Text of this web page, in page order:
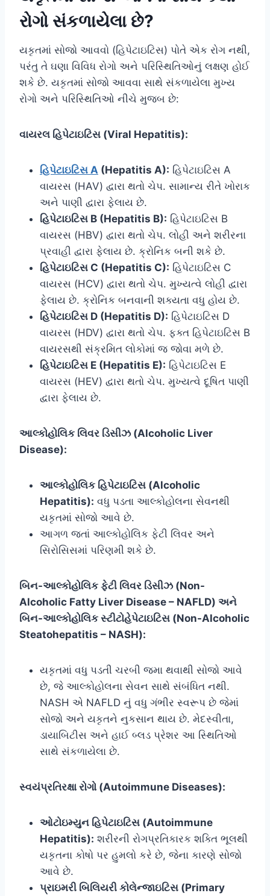
રોગો સંકળાયેલા છે?
યકૃતમાં સોજો આવવો (હિપેટાઇટિસ) પોતે એક રોગ નથી,
પરંતુ તે ઘણા વિવિધ રોગો અને પરિસ્થિતિઓનું લક્ષણ હોઈ
શકે છે. યકૃતમાં સોજો આવવા સાથે સંકળાયેલા મુખ્ય
રોગો અને પરિસ્થિતિઓ નીચે મુજબ છે:
વાયરલ હિપેટાઇટિસ (Viral Hepatitis):
હિપેટાઇટિસ A (Hepatitis A): હિપેટાઇટિસ A
વાયરસ (HAV) દ્વારા થતો ચેપ. સામાન્ય રીતે ખોરાક
અને પાણી દ્વારા ફેલાય છે.
હિપેટાઇટિસ B (Hepatitis B): હિપેટાઇટિસ B
વાયરસ (HBV) દ્વારા થતો ચેપ. લોહી અને શરીરના
પ્રવાહી દ્વારા ફેલાય છે. ક્રોનિક બની શકે છે.
હિપેટાઇટિસ C (Hepatitis C): હિપેટાઇટિસ C
વાયરસ (HCV) દ્વારા થતો ચેપ. મુખ્યત્વે લોહી દ્વારા
ફેલાય છે. ક્રોનિક બનવાની શક્યતા વધુ હોય છે.
હિપેટાઇટિસ D (Hepatitis D): હિપેટાઇટિસ D
વાયરસ (HDV) દ્વારા થતો ચેપ. ફક્ત હિપેટાઇટિસ B
વાયરસથી સંક્રમિત લોકોમાં જ જોવા મળે છે.
હિપેટાઇટિસ E (Hepatitis E): હિપેટાઇટિસ E
વાયરસ (HEV) દ્વારા થતો ચેપ. મુખ્યત્વે દૂષિત પાણી
દ્વારા ફેલાય છે.
આલ્કોહોલિક લિવર ડિસીઝ (Alcoholic Liver
Disease):
આલ્કોહોલિક હિપેટાઇટિસ (Alcoholic
Hepatitis): વધુ પડતા આલ્કોહોલના સેવનથી
યકૃતમાં સોજો આવે છે.
આગળ જતાં આલ્કોહોલિક ફેટી લિવર અને
સિરોસિસમાં પરિણમી શકે છે.
બિન-આલ્કોહોલિક ફેટી લિવર ડિસીઝ (Non-
Alcoholic Fatty Liver Disease – NAFLD) અને
બિન-આલ્કોહોલિક સ્ટીટોહેપેટાઇટિસ (Non-Alcoholic
Steatohepatitis – NASH):
યકૃતમાં વધુ પડતી ચરબી જમા થવાથી સોજો આવે
છે, જે આલ્કોહોલના સેવન સાથે સંબંધિત નથી.
NASH એ NAFLD નું વધુ ગંભીર સ્વરૂપ છે જેમાં
સોજો અને યકૃતને નુકસાન થાય છે. મેદસ્વીતા,
ડાયાબિટીસ અને હાઈ બ્લડ પ્રેશર આ સ્થિતિઓ
સાથે સંકળાયેલા છે.
સ્વયંપ્રતિરક્ષા રોગો (Autoimmune Diseases):
ઓટોઇમ્યુન હિપેટાઇટિસ (Autoimmune
Hepatitis): શરીરની રોગપ્રતિકારક શક્તિ ભૂલથી
યકૃતના કોષો પર હુમલો કરે છે, જેના કારણે સોજો
આવે છે.
પ્રાઇમરી બિલિયરી કોલેન્જાઇટિસ (Primary